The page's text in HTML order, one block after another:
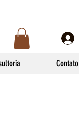
Contato